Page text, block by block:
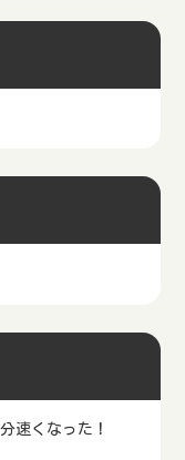
速くなった！